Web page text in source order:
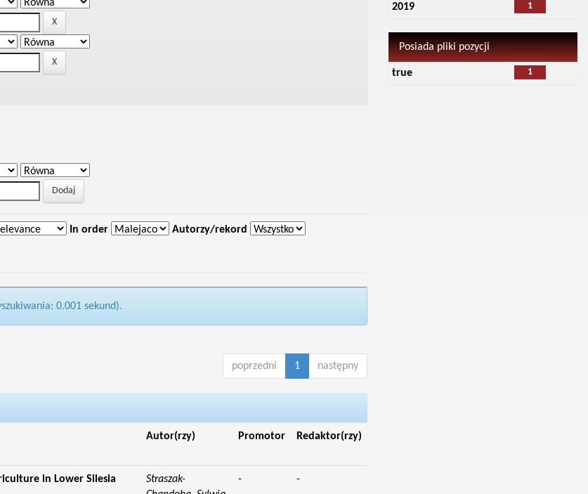
In order Autorzy/rekord
0.001 sekund).
poprzedni 1 następny
Autor(rzy) Promotor Redaktor(rzy)
in Lower Silesia
Straszak-
- -
1
2019
Posiada pliki pozycji
1
true